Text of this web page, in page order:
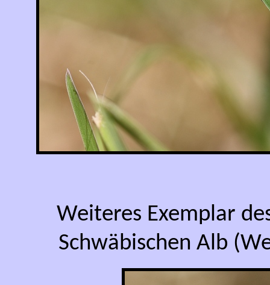
Weiteres Exemplar
Schwäbischen Alb